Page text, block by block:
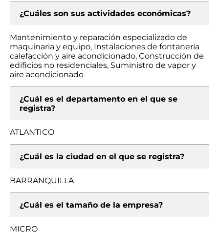
¿Cuáles son sus actividades económicas?
Mantenimiento y reparación especializado de
maquinaria y equipo, Instalaciones de fontanería
calefacción y aire acondicionado, Construcción de
edificios no residenciales, Suministro de vapor y
aire acondicionado
¿Cuál es el departamento en el que se
registra?
ATLANTICO
¿Cuál es la ciudad en el que se registra?
BARRANQUILLA
¿Cuál es el tamaño de la empresa?
MICRO